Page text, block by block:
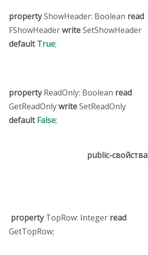
propertyShowHeader: Boolean read
FShowHeaderwriteSetShowHeader
defaultTrue;
propertyReadOnly: Boolean read
GetReadOnlywriteSetReadOnly
defaultFalse;
public-свойства
propertyTopRow: Integer read
GetTopRow;